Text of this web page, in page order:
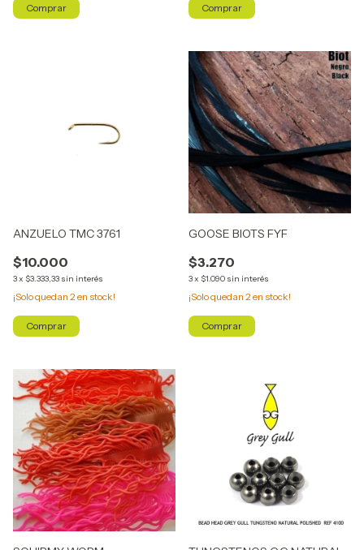
Comprar Comprar
ANZUELO TMC 3761
$10.000
3x $3.333,33 sin interés
¡Solo quedan 2 en stock!
Comprar
GOOSE BIOTS FYF
$3.270
3x $1.090 sin interés
¡Solo quedan 2 en stock!
Comprar